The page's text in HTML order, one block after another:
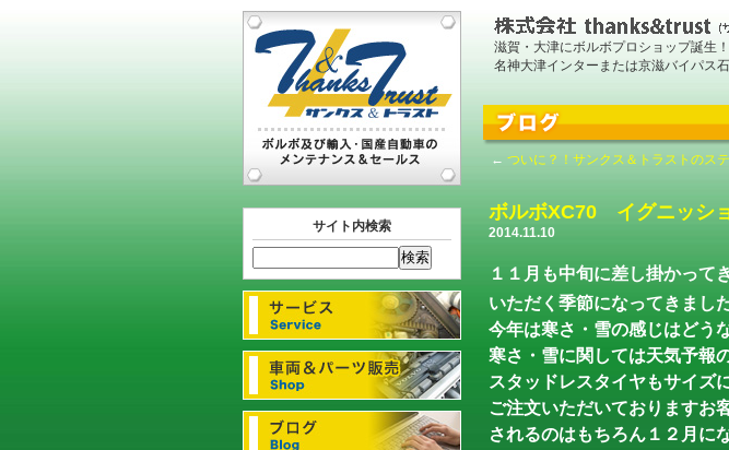
滋賀・大津にボルボプロショップ誕生！
名神大津インターまたは京滋バイパス
サイト内検索
← ついに？！サンクス＆トラスト
ボルボXC70 イグニッシ
2014.11.10
１１月も中旬に差し掛かって
いただく季節になってきました
今年は寒さ・雪の感じはどう
寒さ・雪に関しては天気予報
スタッドレスタイヤもサイズ
ご注文いただいておりますお
されるのはもちろん１２月に